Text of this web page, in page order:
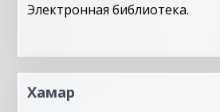
Электронная библиотека.
Хамар